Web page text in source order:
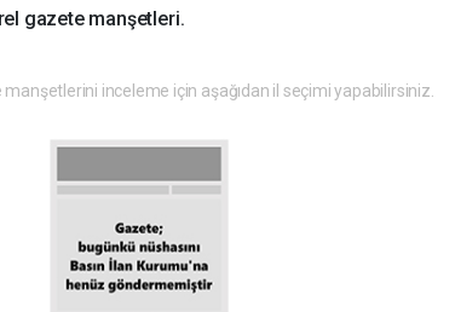
gazete manşetleri.
inceleme için aşağıdan il seçimi yapabilirsiniz.